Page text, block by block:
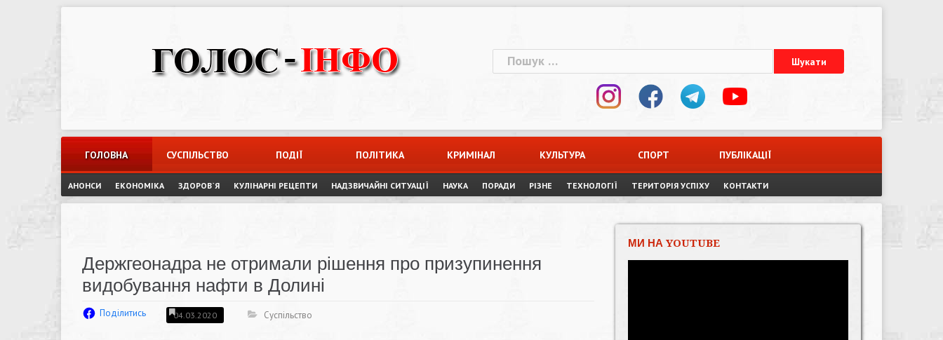
Пошук:
ГОЛОВНА СУСПІЛЬСТВО ПОДІЇ ПОЛІТИКА КРИМІНАЛ КУЛЬТУРА СПОРТ ПУБЛІКАЦІЇ
АНОНСИ ЕКОНОМІКА ЗДОРОВ`Я КУЛІНАРНІ РЕЦЕПТИ НАДЗВИЧАЙНІ СИТУАЦІЇ НАУКА ПОРАДИ РІЗНЕ ТЕХНОЛОГІЇ ТЕРИТОРІЯ УСПІХУ КОНТАКТИ
Держгеонадра не отримали рішення про призупинення
видобування нафти в Долині
Поділитись 04.03.2020 Суспільство
МИ НА YOUTUBE